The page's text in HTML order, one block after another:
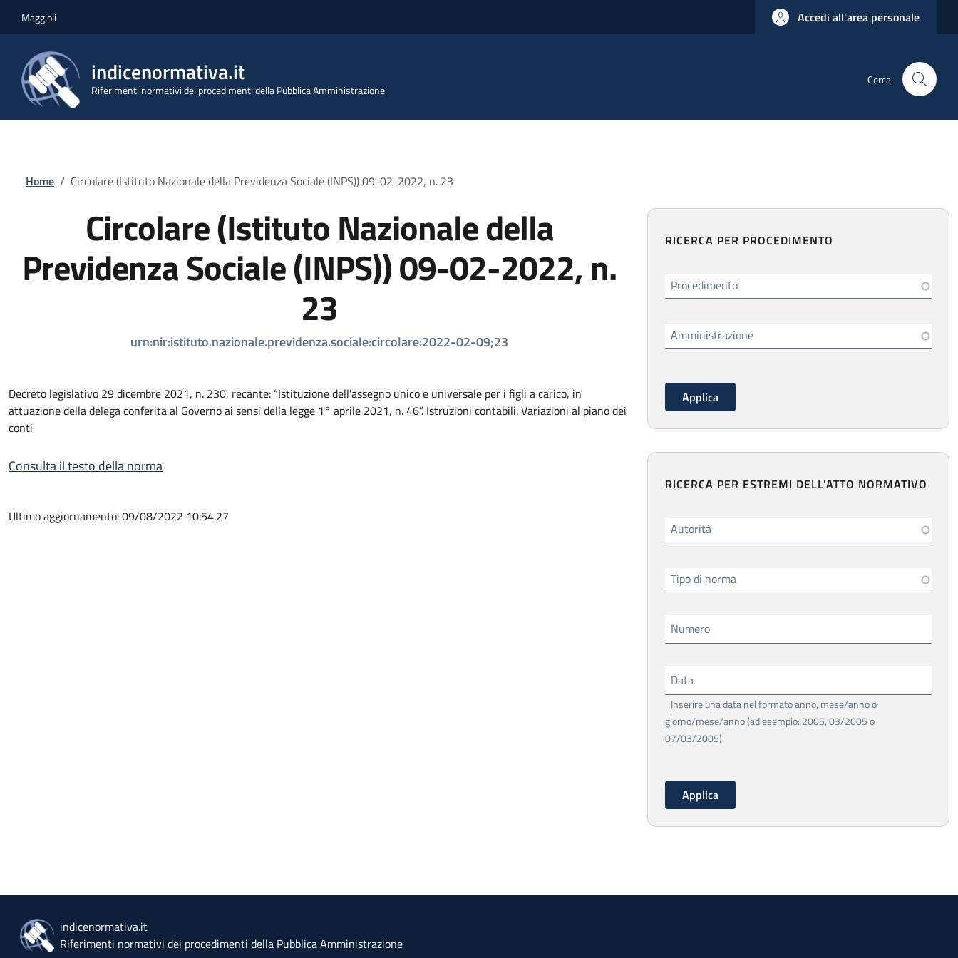
Maggioli Accedi all'area personale
indicenormativa.it
Riferimenti normativi dei procedimenti della Pubblica Amministrazione
Cerca
Briciole di pane
Home / Circolare (Istituto Nazionale della Previdenza Sociale (INPS)) 09-02-2022, n. 23
Circolare (Istituto Nazionale della
Previdenza Sociale (INPS)) 09-02-2022, n.
23
urn:nir:istituto.nazionale.previdenza.sociale:circolare:2022-02-09;23
Decreto legislativo 29 dicembre 2021, n. 230, recante: “Istituzione dell'assegno unico e universale per i figli a carico, in
attuazione della delega conferita al Governo ai sensi della legge 1° aprile 2021, n. 46”. Istruzioni contabili. Variazioni al piano dei
conti
Consulta il testo della norma
Ultimo aggiornamento: 09/08/2022 10:54.27
RICERCA PER PROCEDIMENTO
Procedimento
Amministrazione
RICERCA PER ESTREMI DELL'ATTO NORMATIVO
Autorità
Tipo di norma
Numero
Data
Inserire una data nel formato anno, mese/anno o
giorno/mese/anno (ad esempio: 2005, 03/2005 o
07/03/2005)
indicenormativa.it
Riferimenti normativi dei procedimenti della Pubblica Amministrazione